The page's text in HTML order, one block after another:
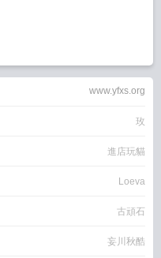
www.yfxs.org
玫
進店玩貓
Loeva
古頑石
妄川秋酷